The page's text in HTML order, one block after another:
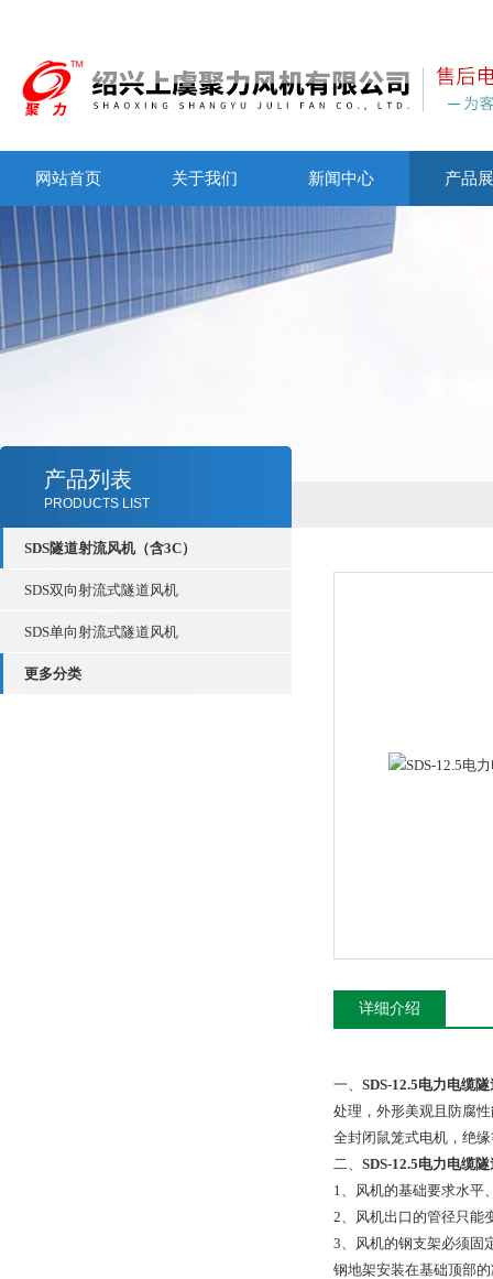
网站首页 关于我们 新闻中心 产品
产品列表
PRODUCTS LIST
SDS隧道射流风机（含3C）
SDS双向射流式隧道风机
SDS单向射流式隧道风机
更多分类
详细介绍
一、 SDS-12.5电力电缆
处理，外形美观且防腐
全封闭鼠笼式电机，绝
二、 SDS-12.5电力电缆
1、风机的基础要求水平
2、风机出口的管径只能
3、风机的钢支架必须固
钢地架安装在基础顶部